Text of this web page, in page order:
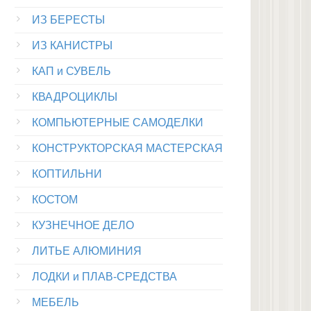
ИЗ БЕРЕСТЫ
ИЗ КАНИСТРЫ
КАП и СУВЕЛЬ
КВАДРОЦИКЛЫ
КОМПЬЮТЕРНЫЕ САМОДЕЛКИ
КОНСТРУКТОРСКАЯ МАСТЕРСКАЯ
КОПТИЛЬНИ
КОСТОМ
КУЗНЕЧНОЕ ДЕЛО
ЛИТЬЕ АЛЮМИНИЯ
ЛОДКИ и ПЛАВ-СРЕДСТВА
МЕБЕЛЬ